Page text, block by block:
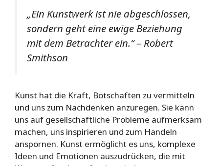
„Ein Kunstwerk ist nie abgeschlossen,
sondern geht eine ewige Beziehung
mit dem Betrachter ein.“ – Robert
Smithson
Kunst hat die Kraft, Botschaften zu vermitteln
und uns zum Nachdenken anzuregen. Sie kann
uns auf gesellschaftliche Probleme aufmerksam
machen, uns inspirieren und zum Handeln
anspornen. Kunst ermöglicht es uns, komplexe
Ideen und Emotionen auszudrücken, die mit